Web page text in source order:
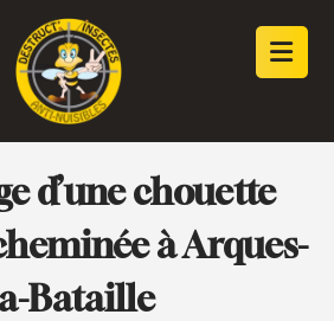
d’une chouette
à Arques-
Bataille